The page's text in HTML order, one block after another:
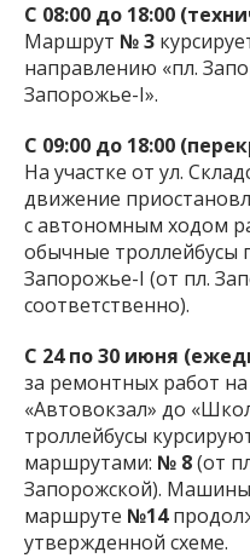
С 08:00 до 18:00
Маршрут № 3
направлению «пл.
Запорожье-I».
С 09:00 до 18:00
На участке от ул.
движение
с автономным ходом
обычные троллейбусы
Запорожье-I (от пл.
соответственно).
С 24 по 30 июня
за ремонтных работ
«Автовокзал» до
троллейбусы
маршрутами: № 8(от
Запорожской).
маршруте №14
утвержденной схеме.